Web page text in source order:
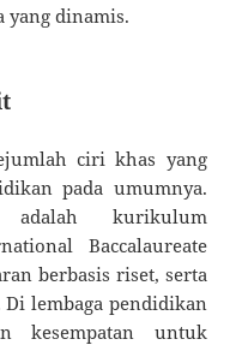
yang dinamis.
ciri khas yang
pada umumnya.
kurikulum
Baccalaureate
berbasis riset, serta
lembaga pendidikan
kesempatan untuk